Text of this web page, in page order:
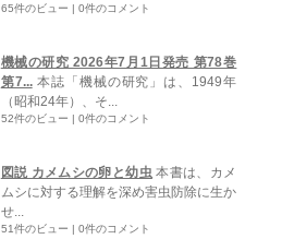
65件のビュー | 0件のコメント
機械の研究 2026年7月1日発売 第78巻
第7... 本誌「機械の研究」は、1949年
（昭和24年）、そ...
52件のビュー | 0件のコメント
図説 カメムシの卵と幼虫 本書は、カメ
ムシに対する理解を深め害虫防除に生か
せ...
51件のビュー | 0件のコメント